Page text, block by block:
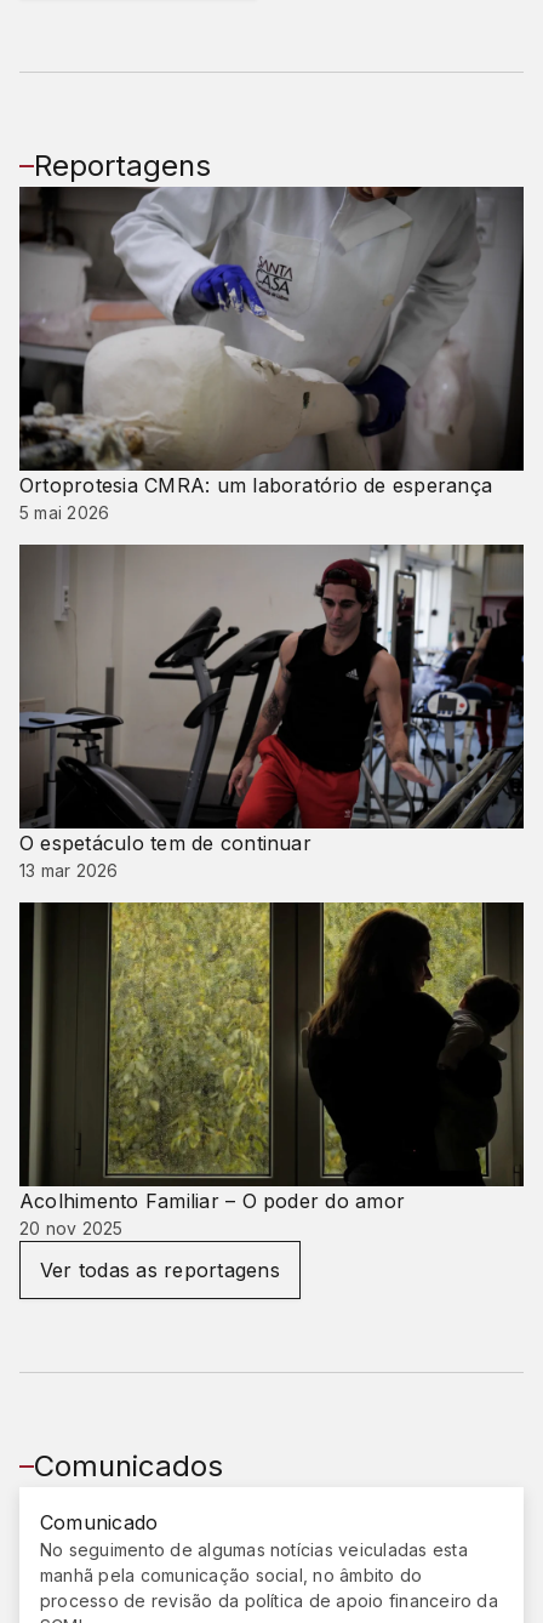
Reportagens
Ortoprotesia CMRA: um laboratório de esperança
5 mai 2026
O espetáculo tem de continuar
13 mar 2026
Acolhimento Familiar – O poder do amor
20 nov 2025
Ver todas as reportagens
Comunicados
Comunicado
No seguimento de algumas notícias veiculadas esta
manhã pela comunicação social, no âmbito do
processo de revisão da política de apoio financeiro da